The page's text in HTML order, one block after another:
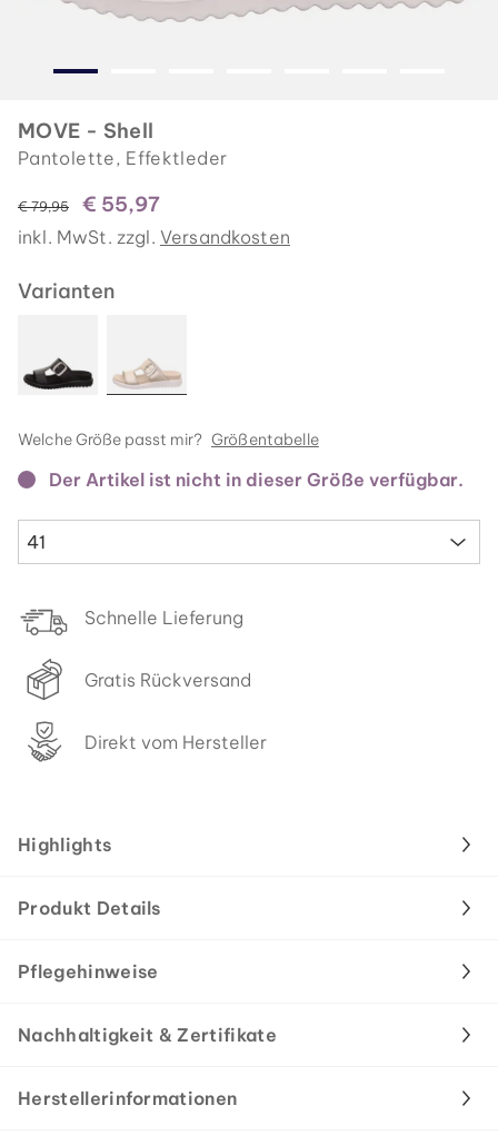
MOVE - Shell
Pantolette, Effektleder
statt
€ 79,95 € 55,97
inkl. MwSt. zzgl. Versandkosten
Varianten
Welche Größe passt mir? Größentabelle
Der Artikel ist nicht in dieser Größe verfügbar.
41
Schnelle Lieferung
Gratis Rückversand
Direkt vom Hersteller
Highlights
Produkt Details
Pflegehinweise
Nachhaltigkeit & Zertifikate
Herstellerinformationen